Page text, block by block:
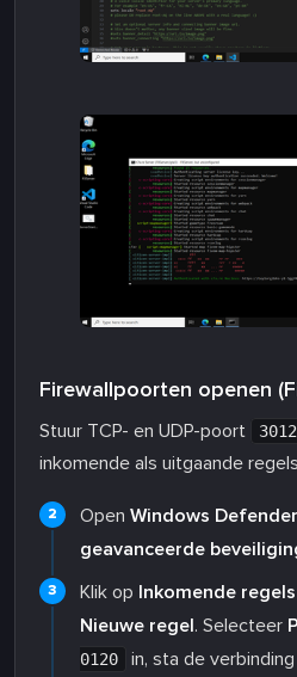
Firewallpoorten openen
Stuur TCP- en UDP-poort
inkomende als uitgaande
Open Windows
geavanceerde
Klik op Inkomende regels
Nieuwe regel. Selecteer
0120
in, sta de